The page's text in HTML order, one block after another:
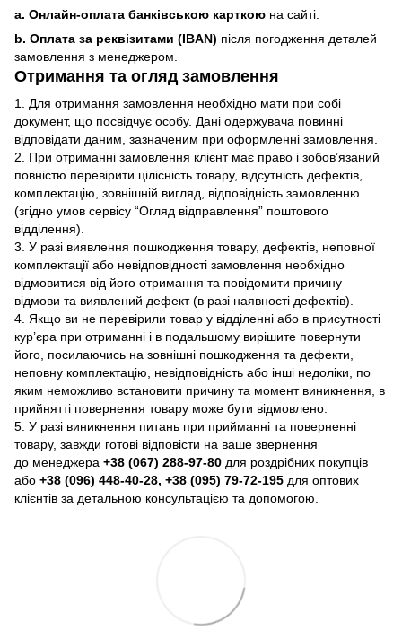
a. Онлайн-оплата банківською карткою на сайті.
b. Оплата за реквізитами (IBAN) після погодження деталей
замовлення з менеджером.
Отримання та огляд замовлення
1. Для отримання замовлення необхідно мати при собі
документ, що посвідчує особу. Дані одержувача повинні
відповідати даним, зазначеним при оформленні замовлення.
2. При отриманні замовлення клієнт має право і зобов’язаний
повністю перевірити цілісність товару, відсутність дефектів,
комплектацію, зовнішній вигляд, відповідність замовленню
(згідно умов сервісу “Огляд відправлення” поштового
відділення).
3. У разі виявлення пошкодження товару, дефектів, неповної
комплектації або невідповідності замовлення необхідно
відмовитися від його отримання та повідомити причину
відмови та виявлений дефект (в разі наявності дефектів).
4. Якщо ви не перевірили товар у відділенні або в присутності
кур’єра при отриманні і в подальшому вирішите повернути
його, посилаючись на зовнішні пошкодження та дефекти,
неповну комплектацію, невідповідність або інші недоліки, по
яким неможливо встановити причину та момент виникнення, в
прийнятті повернення товару може бути відмовлено.
5. У разі виникнення питань при прийманні та поверненні
товару, завжди готові відповісти на ваше звернення
до менеджера +38 (067) 288-97-80 для роздрібних покупців
або +38 (096) 448-40-28, +38 (095) 79-72-195 для оптових
клієнтів за детальною консультацією та допомогою.